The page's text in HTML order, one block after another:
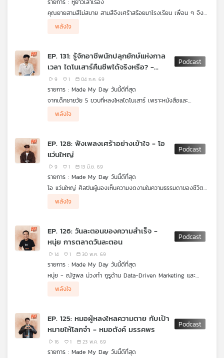
และ
กิจกรรม
เครือ
เอส
รายการ : หูยาวเล่าเรื่อง
คุณยายสามสีไม่สบาย สามสีจึงเศร้าสร้อยมาโรงเรียน เพื่อน ๆ จึง
ช่วยกันปลอบใจ สามสีบอกว่าสามสีกอดคุณยายทุกวันและจะกอดให้
มากขึ้น เพราะคุณยายรักและตามใจสามสีมาก สามสีคิดว่าไม่มีใครรัก
พลังใจ
EP. 131: รู้จักอาชีพนักปลุกยักษ์แห่งกาล
เวลา ไดโนเสาร์คืนชีพได้จริงหรือ? -
ดร.ศิตะ มานิตกุล
9 1 04 ก.ค. 69
รายการ : Made My Day วันนี้ดีที่สุด
จากเด็กชายวัย 5 ขวบที่หลงใหลไดโนเสาร์ เพราะหนังสือและ
ภาพยนตร์ในวัยเด็ก สู่การเป็น ดร.ศิตะ มานิตกุล นักบรรพชีวินวิทยา
ผู้ร่วมค้นพบ นาคาไททัน ไดโนเสาร์สายพันธุ์ใหม่และสัตว์บกที่ใหญ่ที่สุด
ตอนนี้จะพาไปสำรวจเบื้องหลังการทำงานของนักล่าฟอสซิล ตั้งแต่
การขุดค้น การพิสูจน์หลักฐานที่ใช้เวลานานนับสิบปี ไปจนถึงบทบาท
ไดโนเสาร์แบบในภาพยนตร์จึงยังเป็นไปไม่ได้ และทำไมฟอสซิลจึงเป็น
"สมบัติของโลก" ที่ทุกคนควรร่วมกันอนุรักษ์
เพราะทุกการค้นพบ ไม่ได้มีความหมายแค่การเปิดเผยอดีต แต่ยังช่วย
พลังใจ
EP. 128: ฟังเพลงเศร้าอย่างเข้าใจ - โอ
แว่นใหญ่
9 1 13 มิ.ย. 69
รายการ : Made My Day วันนี้ดีที่สุด
โอ แว่นใหญ่ ศิลปินผู้มองเห็นความงดงามในความธรรมดาของชีวิต
ชวนเปิดมุมมองใหม่ต่อความสุข ความเศร้า และคุณค่าของการมีอยู่
ผ่านบทสนทนาที่ลึกซึ้งตั้งแต่การใช้ชีวิตแบบไม่ติด Ranking ในวงการ
จริงไม่ใช่ชื่อเสียงหรือความสำเร็จ แต่คืออิสระในการเป็นตัวเอง และ
การได้ใช้ความสามารถที่มีสร้างประโยชน์ให้ใครสักคน แม้เพียงคนเดียว
ก็ตาม เรื่องราวของศิลปินเจ้าของเพลงเศร้าผู้เปลี่ยนความเจ็บปวด
ให้กลายเป็นความเข้าใจ และค้นพบว่าความหมายของชีวิตอาจซ่อนอยู่
ในความธรรมดาที่เรามองข้ามไปทุกวัน
พลังใจ
EP. 126: วันละตอนของความสำเร็จ -
หนุ่ย การตลาดวันละตอน
14 1 30 พ.ค. 69
รายการ : Made My Day วันนี้ดีที่สุด
หนุ่ย - ณัฐพล ม่วงทำ กูรูด้าน Data-Driven Marketing และ
เจ้าของเพจ "การตลาดวันละตอน" เพจให้ความรู้ด้านการตลาดระดับ
ท็อปของไทย แต่ก่อนเคยไม่รู้ด้วยซ้ำว่าตัวเองเก่งอะไร เรียนไม่เอา
แม้แต่ความมั่นใจ เขาเลือกใช้ผลงานและความพยายามพิสูจน์ตัวเอง
จนค้นพบว่าความสำเร็จอาจไม่ใช่การมีมากกว่าคนอื่น แต่คือการได้
เติบโตและเป็นประโยชน์ต่อใครบางคน
พลังใจ
EP. 125: หมอผู้หลงใหลความตาย กับเป้า
หมายให้โลกจำ - หมอตังค์ มรรคพร
16 1 23 พ.ค. 69
รายการ : Made My Day วันนี้ดีที่สุด